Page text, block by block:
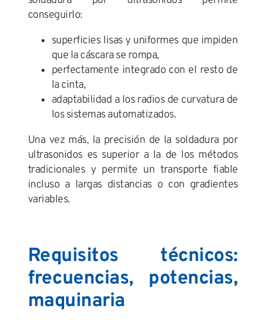
conseguirlo:
superficies lisas y uniformes que impiden
que la cáscara se rompa,
perfectamente integrado con el resto de
la cinta,
adaptabilidad a los radios de curvatura de
los sistemas automatizados.
Una vez más, la precisión de la soldadura por
ultrasonidos es superior a la de los métodos
tradicionales y permite un transporte fiable
incluso a largas distancias o con gradientes
variables.
Requisitos técnicos:
frecuencias, potencias,
maquinaria